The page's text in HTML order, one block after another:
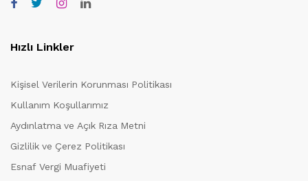
Hızlı Linkler
Kişisel Verilerin Korunması Politikası
Kullanım Koşullarımız
Aydınlatma ve Açık Rıza Metni
Gizlilik ve Çerez Politikası
Esnaf Vergi Muafiyeti